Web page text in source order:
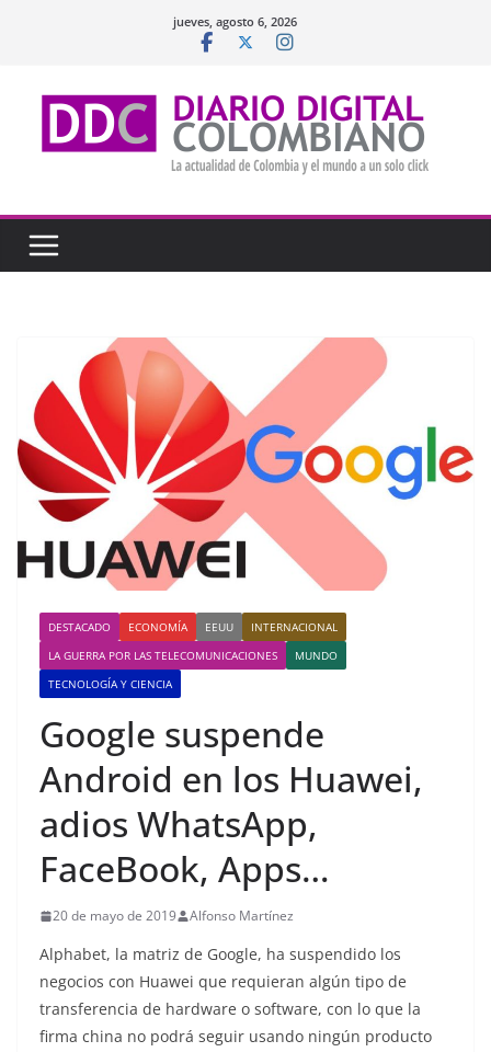
jueves, agosto 6, 2026
DESTACADO ECONOMÍA EEUU
INTERNACIONAL
LA GUERRA POR LAS TELECOMUNICACIONES
MUNDO
TECNOLOGÍA Y CIENCIA
Google suspende
Android en los Huawei,
adios WhatsApp,
FaceBook, Apps…
20 de mayo de 2019 Alfonso Martínez
Alphabet, la matriz de Google, ha suspendido los
negocios con Huawei que requieran algún tipo de
transferencia de hardware o software, con lo que la
firma china no podrá seguir usando ningún producto